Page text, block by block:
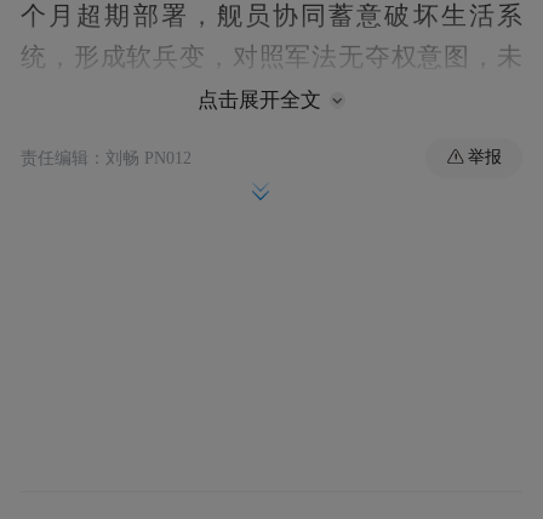
个月超期部署，舰员协同蓄意破坏生活系
统，形成软兵变，对照军法无夺权意图，未
达完整哗变标准，但已高度接近哗变红线，
4.“福特”的哗变开关在哪？
点击展开全文
责任编辑：刘畅 PN012 举报